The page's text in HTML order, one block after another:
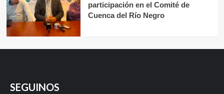
participación en el Comité de
Cuenca del Río Negro
SEGUINOS